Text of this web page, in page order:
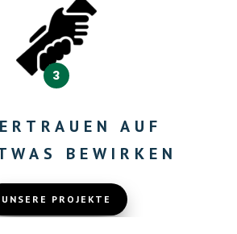
3
AUF
BEWIRKEN
UNSERE PROJEKTE